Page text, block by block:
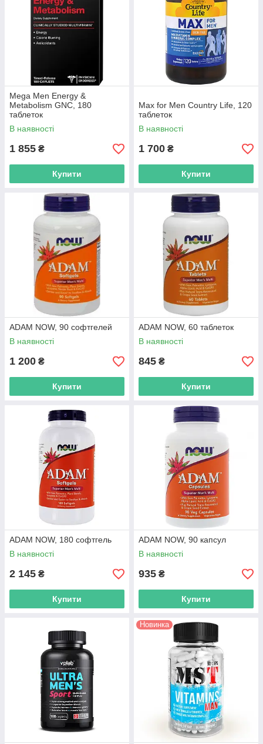
Mega Men Energy &
Metabolism GNC, 180
таблеток
В наявності
1 855 ₴
Купити
Max for Men Country Life, 120
таблеток
В наявності
1 700 ₴
Купити
ADAM NOW, 90 софтгелей
В наявності
1 200 ₴
Купити
ADAM NOW, 60 таблеток
В наявності
845 ₴
Купити
ADAM NOW, 180 софтгель
В наявності
2 145 ₴
Купити
ADAM NOW, 90 капсул
В наявності
935 ₴
Купити
Новинка